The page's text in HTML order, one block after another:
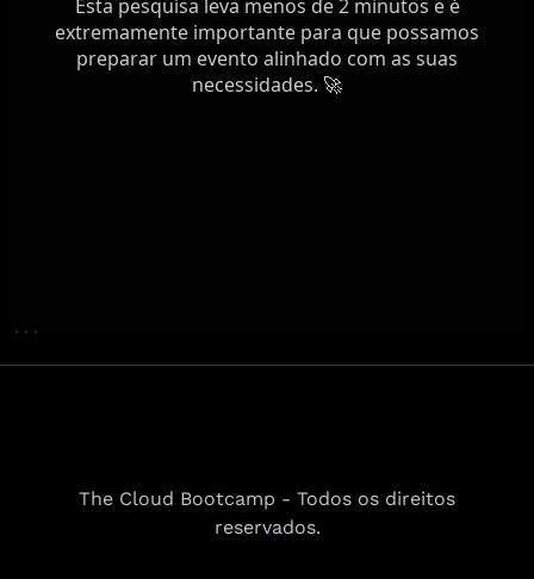
```
The Cloud Bootcamp - Todos os direitos
reservados.